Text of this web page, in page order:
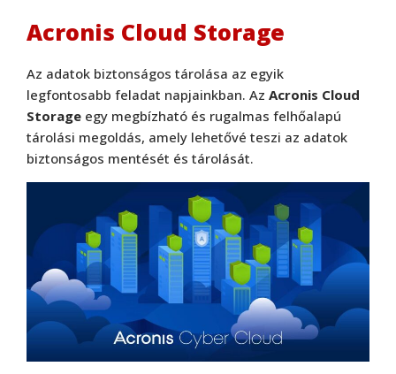
Acronis Cloud Storage
Az adatok biztonságos tárolása az egyik
legfontosabb feladat napjainkban. Az Acronis Cloud
Storage egy megbízható és rugalmas felhőalapú
tárolási megoldás, amely lehetővé teszi az adatok
biztonságos mentését és tárolását.